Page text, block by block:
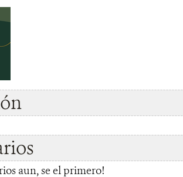
aun, se el primero!